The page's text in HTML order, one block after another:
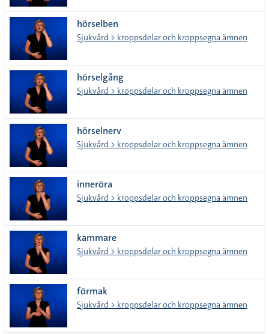
hörselben
Sjukvård > kroppsdelar och kroppsegna ämnen
hörselgång
Sjukvård > kroppsdelar och kroppsegna ämnen
hörselnerv
Sjukvård > kroppsdelar och kroppsegna ämnen
inneröra
Sjukvård > kroppsdelar och kroppsegna ämnen
kammare
Sjukvård > kroppsdelar och kroppsegna ämnen
förmak
Sjukvård > kroppsdelar och kroppsegna ämnen